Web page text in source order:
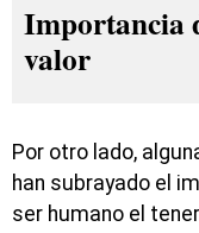
Importancia
valor
Por otro lado,
han subrayado el
ser humano el